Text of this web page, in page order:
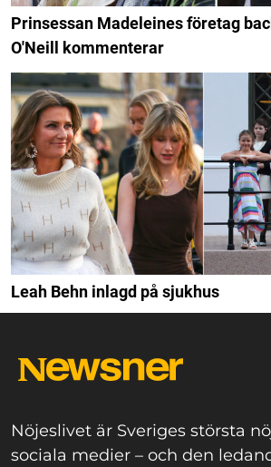
Prinsessan Madeleines företag
O'Neill kommenterar
Leah Behn inlagd på sjukhus
Nöjeslivet är Sveriges största
sociala medier – och den